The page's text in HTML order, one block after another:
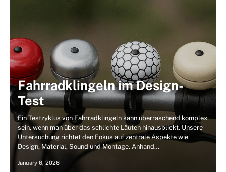
Fahrradklingeln im Design-
Test
Ein Testzyklus von Fahrradklingeln kann überraschend komplex
sein, wenn man über das schlichte Läuten hinausblickt. Unsere
Untersuchung richtet den Fokus auf zentrale Aspekte wie
Design, Material, Sound und Montage. Anhand…
January 6, 2026